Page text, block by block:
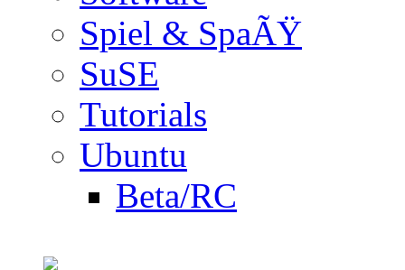
Spiel & SpaÃŸ
SuSE
Tutorials
Ubuntu
Beta/RC